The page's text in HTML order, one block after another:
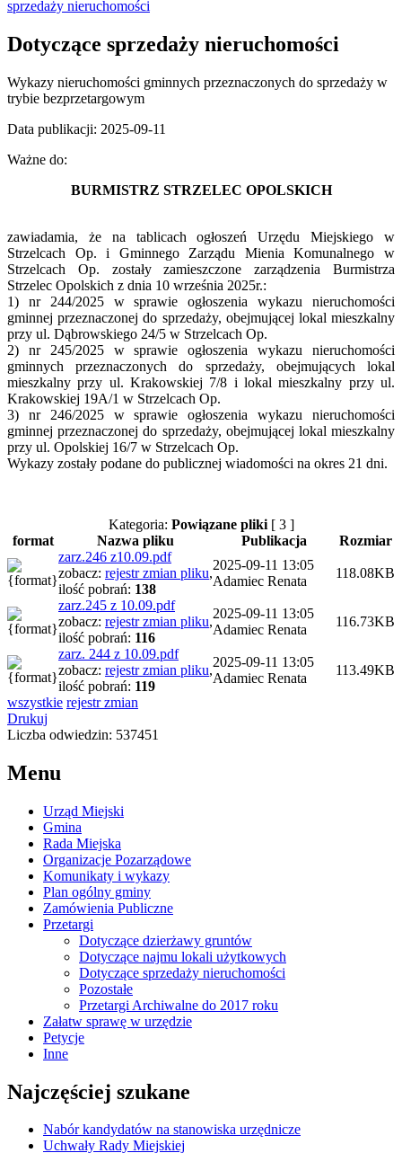
sprzedaży nieruchomości
Dotyczące sprzedaży nieruchomości
Wykazy nieruchomości gminnych przeznaczonych do sprzedaży w
trybie bezprzetargowym
Data publikacji: 2025-09-11
Ważne do:
BURMISTRZ STRZELEC OPOLSKICH
zawiadamia, że na tablicach ogłoszeń Urzędu Miejskiego w
Strzelcach Op. i Gminnego Zarządu Mienia Komunalnego w
Strzelcach Op. zostały zamieszczone zarządzenia Burmistrza
Strzelec Opolskich z dnia 10 września 2025r.:
1) nr 244/2025 w sprawie ogłoszenia wykazu nieruchomości
gminnej przeznaczonej do sprzedaży, obejmującej lokal mieszkalny
przy ul. Dąbrowskiego 24/5 w Strzelcach Op.
2) nr 245/2025 w sprawie ogłoszenia wykazu nieruchomości
gminnych przeznaczonych do sprzedaży, obejmujących lokal
mieszkalny przy ul. Krakowskiej 7/8 i lokal mieszkalny przy ul.
Krakowskiej 19A/1 w Strzelcach Op.
3) nr 246/2025 w sprawie ogłoszenia wykazu nieruchomości
gminnej przeznaczonej do sprzedaży, obejmującej lokal mieszkalny
przy ul. Opolskiej 16/7 w Strzelcach Op.
Wykazy zostały podane do publicznej wiadomości na okres 21 dni.
Kategoria: Powiązane pliki[ 3 ]
format
Nazwa pliku Publikacja
Rozmiar
zarz.246 z10.09.pdf
zobacz: rejestr zmian pliku,
ilość pobrań: 138
2025-09-11 13:05
Adamiec Renata
118.08KB
zarz.245 z 10.09.pdf
zobacz: rejestr zmian pliku,
ilość pobrań: 116
2025-09-11 13:05
Adamiec Renata
116.73KB
zarz. 244 z 10.09.pdf
zobacz: rejestr zmian pliku,
ilość pobrań: 119
2025-09-11 13:05
Adamiec Renata
113.49KB
wszystkie rejestr zmian
Drukuj
Liczba odwiedzin: 537451
Menu
Urząd Miejski
Gmina
Rada Miejska
Organizacje Pozarządowe
Komunikaty i wykazy
Plan ogólny gminy
Zamówienia Publiczne
Przetargi
Dotyczące dzierżawy gruntów
Dotyczące najmu lokali użytkowych
Dotyczące sprzedaży nieruchomości
Pozostałe
Przetargi Archiwalne do 2017 roku
Załatw sprawę w urzędzie
Petycje
Inne
Najczęściej szukane
Nabór kandydatów na stanowiska urzędnicze
Uchwały Rady Miejskiej